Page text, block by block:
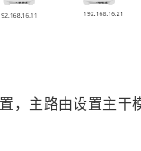
，主路由设置主干